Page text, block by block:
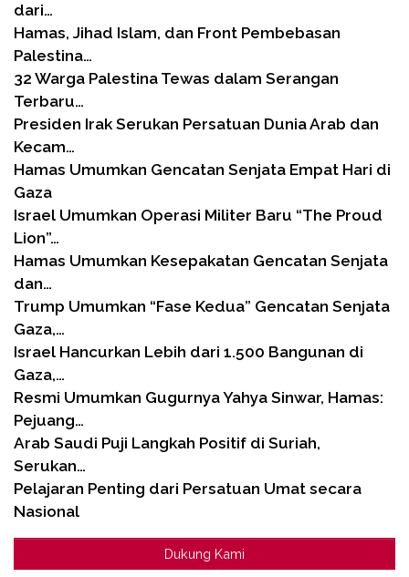
dari…
Hamas, Jihad Islam, dan Front Pembebasan
Palestina…
32 Warga Palestina Tewas dalam Serangan
Terbaru…
Presiden Irak Serukan Persatuan Dunia Arab dan
Kecam…
Hamas Umumkan Gencatan Senjata Empat Hari di
Gaza
Israel Umumkan Operasi Militer Baru “The Proud
Lion”…
Hamas Umumkan Kesepakatan Gencatan Senjata
dan…
Trump Umumkan “Fase Kedua” Gencatan Senjata
Gaza,…
Israel Hancurkan Lebih dari 1.500 Bangunan di
Gaza,…
Resmi Umumkan Gugurnya Yahya Sinwar, Hamas:
Pejuang…
Arab Saudi Puji Langkah Positif di Suriah,
Serukan…
Pelajaran Penting dari Persatuan Umat secara
Nasional
Dukung Kami